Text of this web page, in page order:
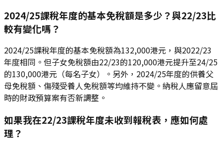
2024/25課稅年度的基本免稅額是多少？與22/23比
較有變化嗎？
2024/25課稅年度的基本免稅額為132,000港元，與2022/23
年度相同。但子女免稅額由22/23的120,000港元提升至24/25
的130,000港元（每名子女）。另外，2024/25年度的供養父
母免稅額、傷殘受養人免稅額等均維持不變。納稅人應留意屆
時的財政預算案有否新調整。
如果我在22/23課稅年度未收到報稅表，應如何處
理？